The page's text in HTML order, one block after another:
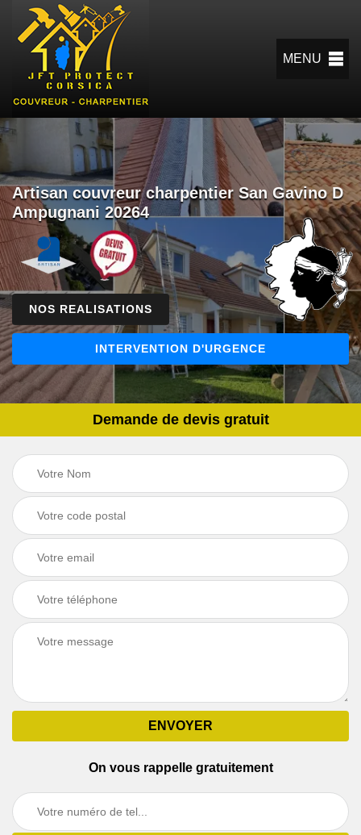
MENU
Artisan couvreur charpentier San Gavino D
Ampugnani 20264
NOS REALISATIONS
INTERVENTION D'URGENCE
Demande de devis gratuit
On vous rappelle gratuitement